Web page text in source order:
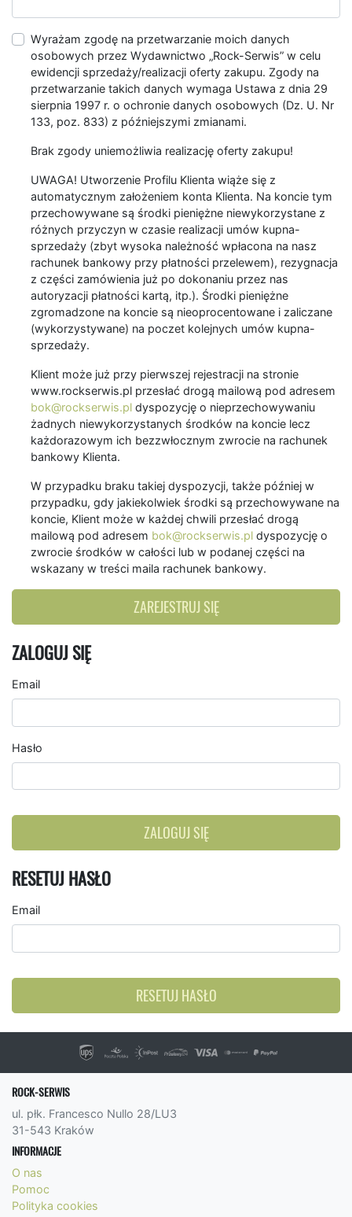
Wyrażam zgodę na przetwarzanie moich danych
osobowych przez Wydawnictwo „Rock-Serwis” w celu
ewidencji sprzedaży/realizacji oferty zakupu. Zgody na
przetwarzanie takich danych wymaga Ustawa z dnia 29
sierpnia 1997 r. o ochronie danych osobowych (Dz. U. Nr
133, poz. 833) z późniejszymi zmianami.
Brak zgody uniemożliwia realizację oferty zakupu!
UWAGA! Utworzenie Profilu Klienta wiąże się z
automatycznym założeniem konta Klienta. Na koncie tym
przechowywane są środki pieniężne niewykorzystane z
różnych przyczyn w czasie realizacji umów kupna-
sprzedaży (zbyt wysoka należność wpłacona na nasz
rachunek bankowy przy płatności przelewem), rezygnacja
z części zamówienia już po dokonaniu przez nas
autoryzacji płatności kartą, itp.). Środki pieniężne
zgromadzone na koncie są nieoprocentowane i zaliczane
(wykorzystywane) na poczet kolejnych umów kupna-
sprzedaży.
Klient może już przy pierwszej rejestracji na stronie
www.rockserwis.pl przesłać drogą mailową pod adresem
bok@rockserwis.pl dyspozycję o nieprzechowywaniu
żadnych niewykorzystanych środków na koncie lecz
każdorazowym ich bezzwłocznym zwrocie na rachunek
bankowy Klienta.
W przypadku braku takiej dyspozycji, także później w
przypadku, gdy jakiekolwiek środki są przechowywane na
koncie, Klient może w każdej chwili przesłać drogą
mailową pod adresem bok@rockserwis.pl dyspozycję o
zwrocie środków w całości lub w podanej części na
wskazany w treści maila rachunek bankowy.
ZAREJESTRUJ SIĘ
ZALOGUJ SIĘ
Email
Hasło
ZALOGUJ SIĘ
RESETUJ HASŁO
Email
RESETUJ HASŁO
ROCK-SERWIS
ul. płk. Francesco Nullo 28/LU3
31-543 Kraków
INFORMACJE
O nas
Pomoc
Polityka cookies